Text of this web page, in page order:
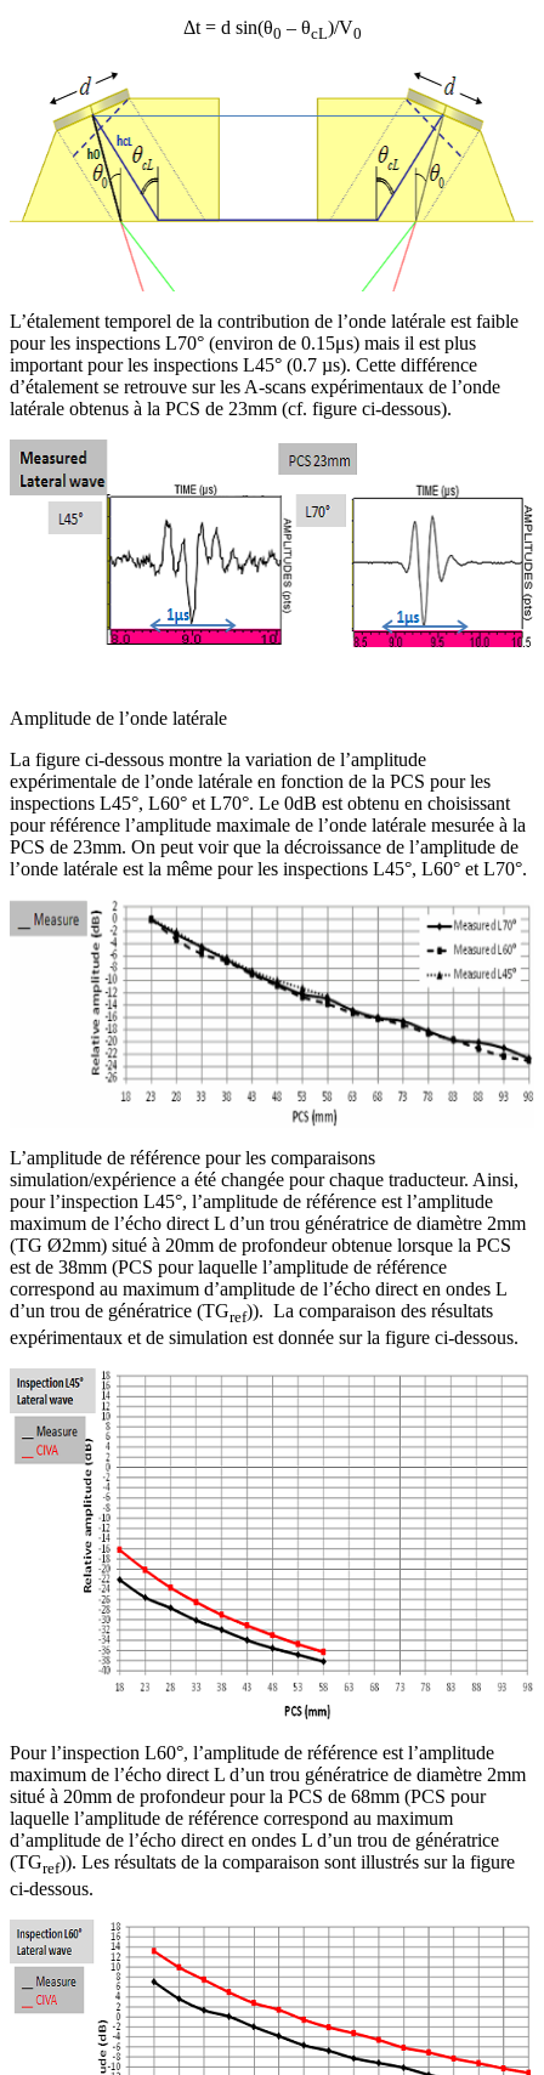
Δt = d sin(θ0 – θcL)/V0
L’étalement temporel de la contribution de l’onde latérale est faible
pour les inspections L70° (environ de 0.15μs) mais il est plus
important pour les inspections L45° (0.7 µs). Cette différence
d’étalement se retrouve sur les A-scans expérimentaux de l’onde
latérale obtenus à la PCS de 23mm (cf. figure ci-dessous).
Amplitude de l’onde latérale
La figure ci-dessous montre la variation de l’amplitude
expérimentale de l’onde latérale en fonction de la PCS pour les
inspections L45°, L60° et L70°. Le 0dB est obtenu en choisissant
pour référence l’amplitude maximale de l’onde latérale mesurée à la
PCS de 23mm. On peut voir que la décroissance de l’amplitude de
l’onde latérale est la même pour les inspections L45°, L60° et L70°.
L’amplitude de référence pour les comparaisons
simulation/expérience a été changée pour chaque traducteur. Ainsi,
pour l’inspection L45°, l’amplitude de référence est l’amplitude
maximum de l’écho direct L d’un trou génératrice de diamètre 2mm
(TG Ø2mm) situé à 20mm de profondeur obtenue lorsque la PCS
est de 38mm (PCS pour laquelle l’amplitude de référence
correspond au maximum d’amplitude de l’écho direct en ondes L
d’un trou de génératrice (TGref)). La comparaison des résultats
expérimentaux et de simulation est donnée sur la figure ci-dessous.
Pour l’inspection L60°, l’amplitude de référence est l’amplitude
maximum de l’écho direct L d’un trou génératrice de diamètre 2mm
situé à 20mm de profondeur pour la PCS de 68mm (PCS pour
laquelle l’amplitude de référence correspond au maximum
d’amplitude de l’écho direct en ondes L d’un trou de génératrice
(TGref)). Les résultats de la comparaison sont illustrés sur la figure
ci-dessous.